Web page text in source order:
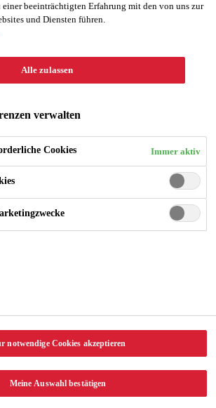
sie die gesetzlichen Anforderungen
und Unabhängigkeit erfüllt.
leitenden Revisors
jeweils für die Dauer eines
Jahr 2002 wurde PwC als Revisionsstelle
Seither wurde PwC ununter­brochen
wirkt zudem seit 1994 als Revisionsstelle
Mandat der Revisionsstelle und des
die Prüfung der Jahresrechnung und der
Swiss Life Holding verantwortliche
übt diese Funktion seit 2018 aus.
beeinträchtigten Erfahrung mit den von uns zur
und Diensten führen.
Alle zulassen
verwalten
Cookies Immer aktiv
notwendige Cookies akzeptieren
Meine Auswahl bestätigen